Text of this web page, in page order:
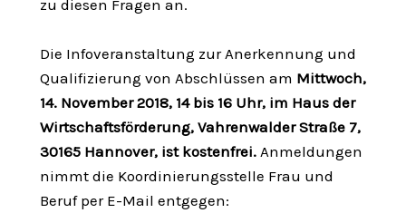
zu diesen Fragen an.
Die Infoveranstaltung zur Anerkennung und
Qualifizierung von Abschlüssen am Mittwoch,
14. November 2018, 14 bis 16 Uhr, im Haus der
Wirtschaftsförderung, Vahrenwalder Straße 7,
30165 Hannover, ist kostenfrei. Anmeldungen
nimmt die Koordinierungsstelle Frau und
Beruf per E-Mail entgegen: